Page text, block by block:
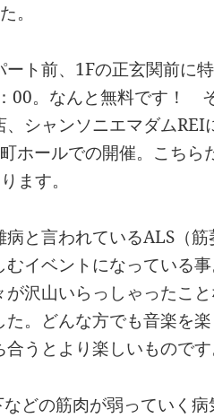
。
ト前、1Fの正玄関前に
00。なんと無料です！ そ
シャンソニエマダムREI
ホールでの開催。こちら
ます。
と言われているALS（
イベントになっている
沢山いらっしゃったこ
。どんな方でも音楽を
うとより楽しいものです
どの筋肉が弱っていく